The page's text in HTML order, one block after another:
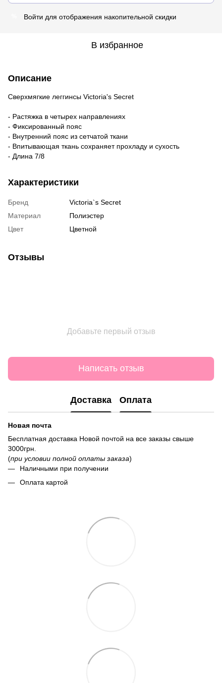
Войти для отображения накопительной скидки
В избранное
Описание
Сверхмягкие леггинсы Victoria's Secret
- Растяжка в четырех направлениях
- Фиксированный пояс
- Внутренний пояс из сетчатой ткани
- Впитывающая ткань сохраняет прохладу и сухость
- Длина 7/8
Характеристики
Бренд
Victoria`s Secret
Материал
Полиэстер
Цвет
Цветной
Отзывы
Добавьте первый отзыв
Написать отзыв
Доставка Оплата
Новая почта
Бесплатная доставка Новой почтой на все заказы свыше
3000грн.
(при условии полной оплаты заказа)
Наличными при получении
Оплата картой